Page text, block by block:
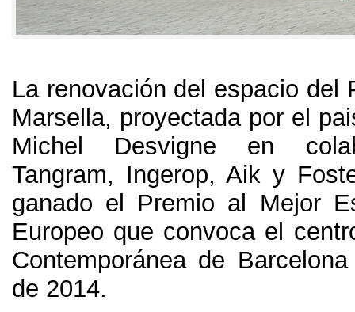
La renovación del espacio del
Marsella, proyectada por el
Michel Desvigne en
Tangram, Ingerop, Aik y
ganado el Premio al Mejor
Europeo que convoca el
Contemporánea de
de 2014.